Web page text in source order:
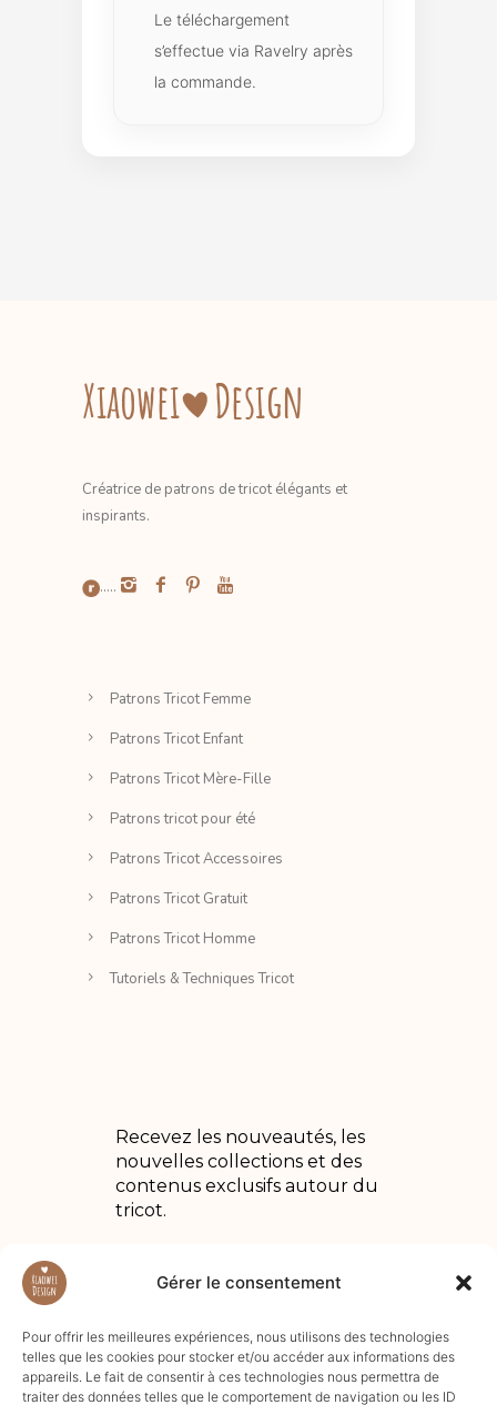
Gérer le consentement
Pour offrir les meilleures expériences, nous utilisons des technologies
telles que les cookies pour stocker et/ou accéder aux informations des
appareils. Le fait de consentir à ces technologies nous permettra de
traiter des données telles que le comportement de navigation ou les ID
Le téléchargement
s’effectue via Ravelry après
la commande.
Créatrice de patrons de tricot élégants et
inspirants.
.....
Patrons Tricot Femme
Patrons Tricot Enfant
Patrons Tricot Mère-Fille
Patrons tricot pour été
Patrons Tricot Accessoires
Patrons Tricot Gratuit
Patrons Tricot Homme
Tutoriels & Techniques Tricot
Recevez les nouveautés, les
nouvelles collections et des
contenus exclusifs autour du
tricot.